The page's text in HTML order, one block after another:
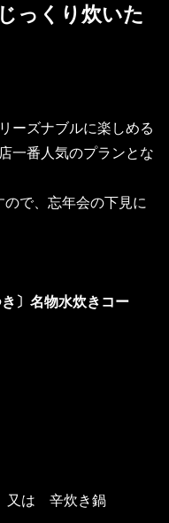
っくり炊いた
ーズナブルに楽しめる
一番人気のプランとな
で、忘年会の下見に
名物水炊きコー
は 辛炊き鍋